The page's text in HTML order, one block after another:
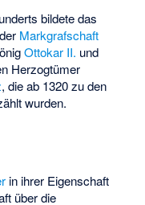
bildete das
Markgrafschaft
Ottokar II. und
Herzogtümer
, die ab 1320 zu den
wurden.
in ihrer Eigenschaft
über die